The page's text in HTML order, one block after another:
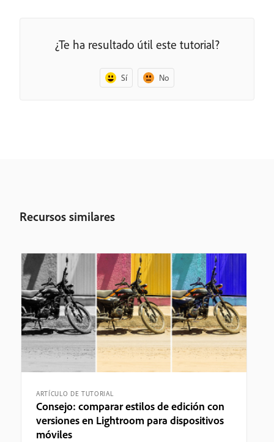
¿Te ha resultado útil este tutorial?
Sí No
Recursos similares
ARTÍCULO DE TUTORIAL
Consejo: comparar estilos de edición con
versiones en Lightroom para dispositivos
móviles